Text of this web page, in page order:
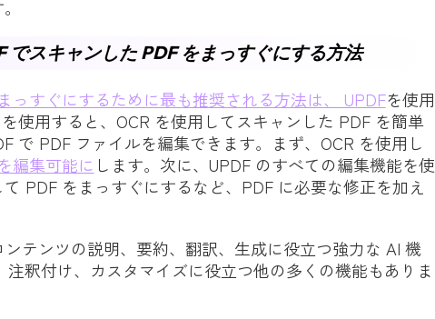
でスキャンした PDF をまっすぐにする方法
っすぐにするために最も推奨される方法は、 UPDFを使用
使用すると、OCR を使用してスキャンした PDF を簡単
で PDF ファイルを編集できます。まず、OCR を使用し
編集可能に します。次に、UPDF のすべての編集機能を使
PDF をまっすぐにするなど、PDF に必要な修正を加え
テンツの説明、要約、翻訳、生成に役立つ強力な AI 機
注釈付け、カスタマイズに役立つ他の多くの機能もありま